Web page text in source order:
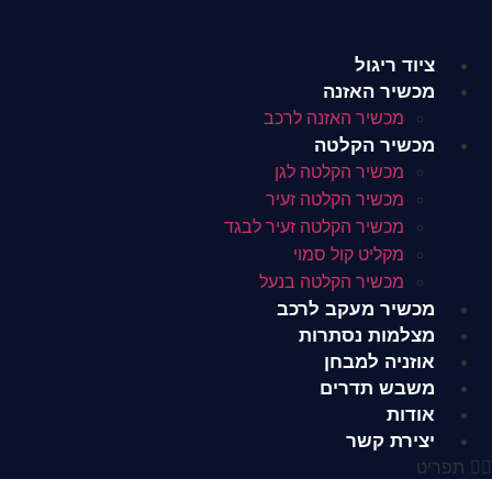
ציוד ריגול
מכשיר האזנה
מכשיר האזנה לרכב
מכשיר הקלטה
מכשיר הקלטה לגן
מכשיר הקלטה זעיר
מכשיר הקלטה זעיר לבגד
מקליט קול סמוי
מכשיר הקלטה בנעל
מכשיר מעקב לרכב
מצלמות נסתרות
אוזניה למבחן
משבש תדרים
אודות
יצירת קשר
תפריט